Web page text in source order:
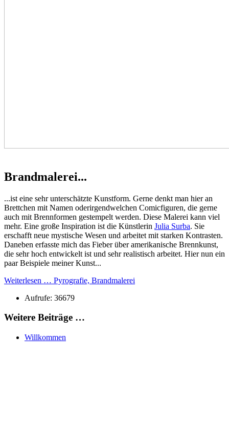
Brandmalerei...
...ist eine sehr unterschätzte Kunstform. Gerne denkt man hier an
Brettchen mit Namen oderirgendwelchen Comicfiguren, die gerne
auch mit Brennformen gestempelt werden. Diese Malerei kann viel
mehr. Eine große Inspiration ist die Künstlerin Julia Surba. Sie
erschafft neue mystische Wesen und arbeitet mit starken Kontrasten.
Daneben erfasste mich das Fieber über amerikanische Brennkunst,
die sehr hoch entwickelt ist und sehr realistisch arbeitet. Hier nun ein
paar Beispiele meiner Kunst...
Weiterlesen … Pyrografie, Brandmalerei
Aufrufe: 36679
Weitere Beiträge …
Willkommen